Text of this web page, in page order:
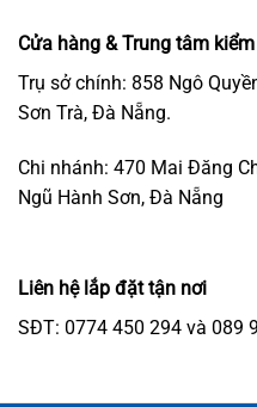
Cửa hàng & Trung tâm
Trụ sở chính: 858 Ngô
Sơn Trà, Đà Nẵng.
Chi nhánh: 470 Mai Đăng
Ngũ Hành Sơn, Đà Nẵng
Liên hệ lắp đặt tận nơi
SĐT: 0774 450 294 và 089